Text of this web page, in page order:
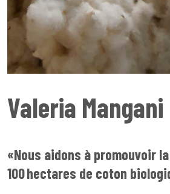
Valeria Mangani
«Nous aidons à promouvoir
100 hectares de coton